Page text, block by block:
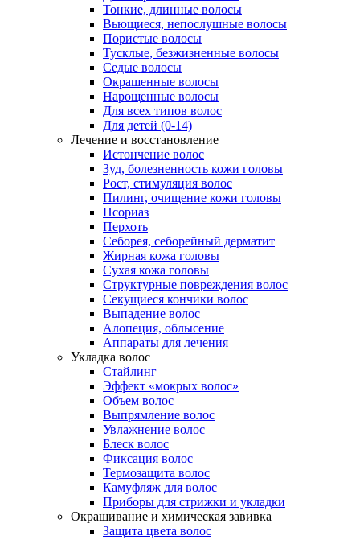
Тонкие, длинные волосы
Вьющиеся, непослушные волосы
Пористые волосы
Тусклые, безжизненные волосы
Седые волосы
Окрашенные волосы
Нарощенные волосы
Для всех типов волос
Для детей (0-14)
Лечение и восстановление
Истончение волос
Зуд, болезненность кожи головы
Рост, стимуляция волос
Пилинг, очищение кожи головы
Псориаз
Перхоть
Себорея, себорейный дерматит
Жирная кожа головы
Сухая кожа головы
Структурные повреждения волос
Секущиеся кончики волос
Выпадение волос
Алопеция, облысение
Аппараты для лечения
Укладка волос
Стайлинг
Эффект «мокрых волос»
Объем волос
Выпрямление волос
Увлажнение волос
Блеск волос
Фиксация волос
Термозащита волос
Камуфляж для волос
Приборы для стрижки и укладки
Окрашивание и химическая завивка
Защита цвета волос